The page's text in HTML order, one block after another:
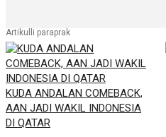
Artikulli paraprak
KUDA ANDALAN COMEBACK,
AAN JADI WAKIL INDONESIA
DI QATAR